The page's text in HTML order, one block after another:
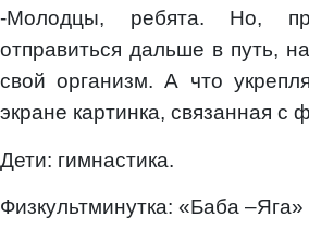
-Молодцы, ребята. Но,
отправиться дальше в путь,
свой организм. А что
экране картинка, связанная с
Дети: гимнастика.
Физкультминутка: «Баба –Яга»